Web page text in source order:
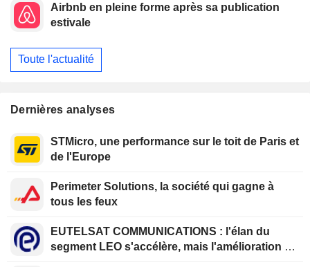
Airbnb en pleine forme après sa publication
estivale
Toute l'actualité
Dernières analyses
STMicro, une performance sur le toit de Paris et
de l'Europe
Perimeter Solutions, la société qui gagne à
tous les feux
EUTELSAT COMMUNICATIONS : l'élan du
segment LEO s'accélère, mais l'amélioration de